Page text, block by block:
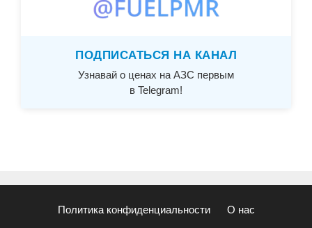
ПОДПИСАТЬСЯ НА КАНАЛ
Узнавай о ценах на АЗС первым
в Telegram!
Политика конфиденциальности О нас